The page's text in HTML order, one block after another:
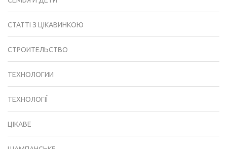
СТАТТІ З ЦІКАВИНКОЮ
СТРОИТЕЛЬСТВО
ТЕХНОЛОГИИ
ТЕХНОЛОГІЇ
ЦІКАВЕ